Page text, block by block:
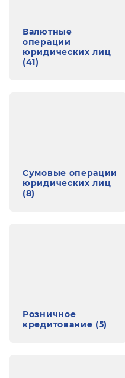
Валютные
операции
юридических лиц
(41)
Сумовые операции
юридических лиц
(8)
Розничное
кредитование (5)